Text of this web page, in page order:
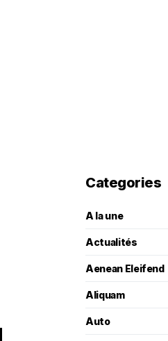
Categories
A la une
Actualités
Aenean Eleifend
Aliquam
Auto